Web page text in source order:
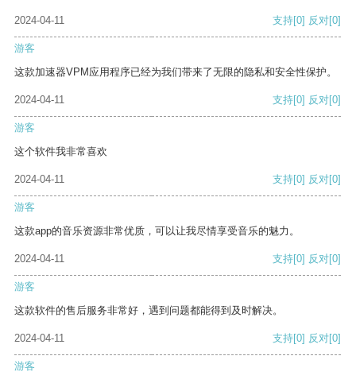
2024-04-11 支持[0] 反对[0]
游客
这款加速器VPM应用程序已经为我们带来了无限的隐私和安全性保护。
2024-04-11 支持[0] 反对[0]
游客
这个软件我非常喜欢
2024-04-11 支持[0] 反对[0]
游客
这款app的音乐资源非常优质，可以让我尽情享受音乐的魅力。
2024-04-11 支持[0] 反对[0]
游客
这款软件的售后服务非常好，遇到问题都能得到及时解决。
2024-04-11 支持[0] 反对[0]
游客